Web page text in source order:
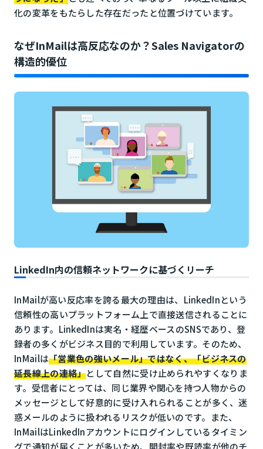
化の変革をもたらした存在だったと位置づけています。
なぜInMailは高反応なのか？Sales Navigatorの
構造的優位
LinkedIn内の信頼ネットワークに基づくリーチ
InMailが高い反応率を誇る最大の理由は、LinkedInという
信頼性の高いプラットフォーム上で直接送信されることに
あります。LinkedInは実名・経歴ベースのSNSであり、登
録者の多くがビジネス目的で利用しています。そのため、
InMailは「営業色の強いメール」ではなく、「ビジネスの
延長線上の連絡」として自然に受け止められやすくなりま
す。受信者にとっては、同じ業界や関心を持つ人物からの
メッセージとして好意的に受け入れられることが多く、迷
惑メールのように扱われるリスクが低いのです。また、
InMailはLinkedInアカウントにログインしているタイミン
グで通知が届くことが多いため、開封率や既読率が他のチ